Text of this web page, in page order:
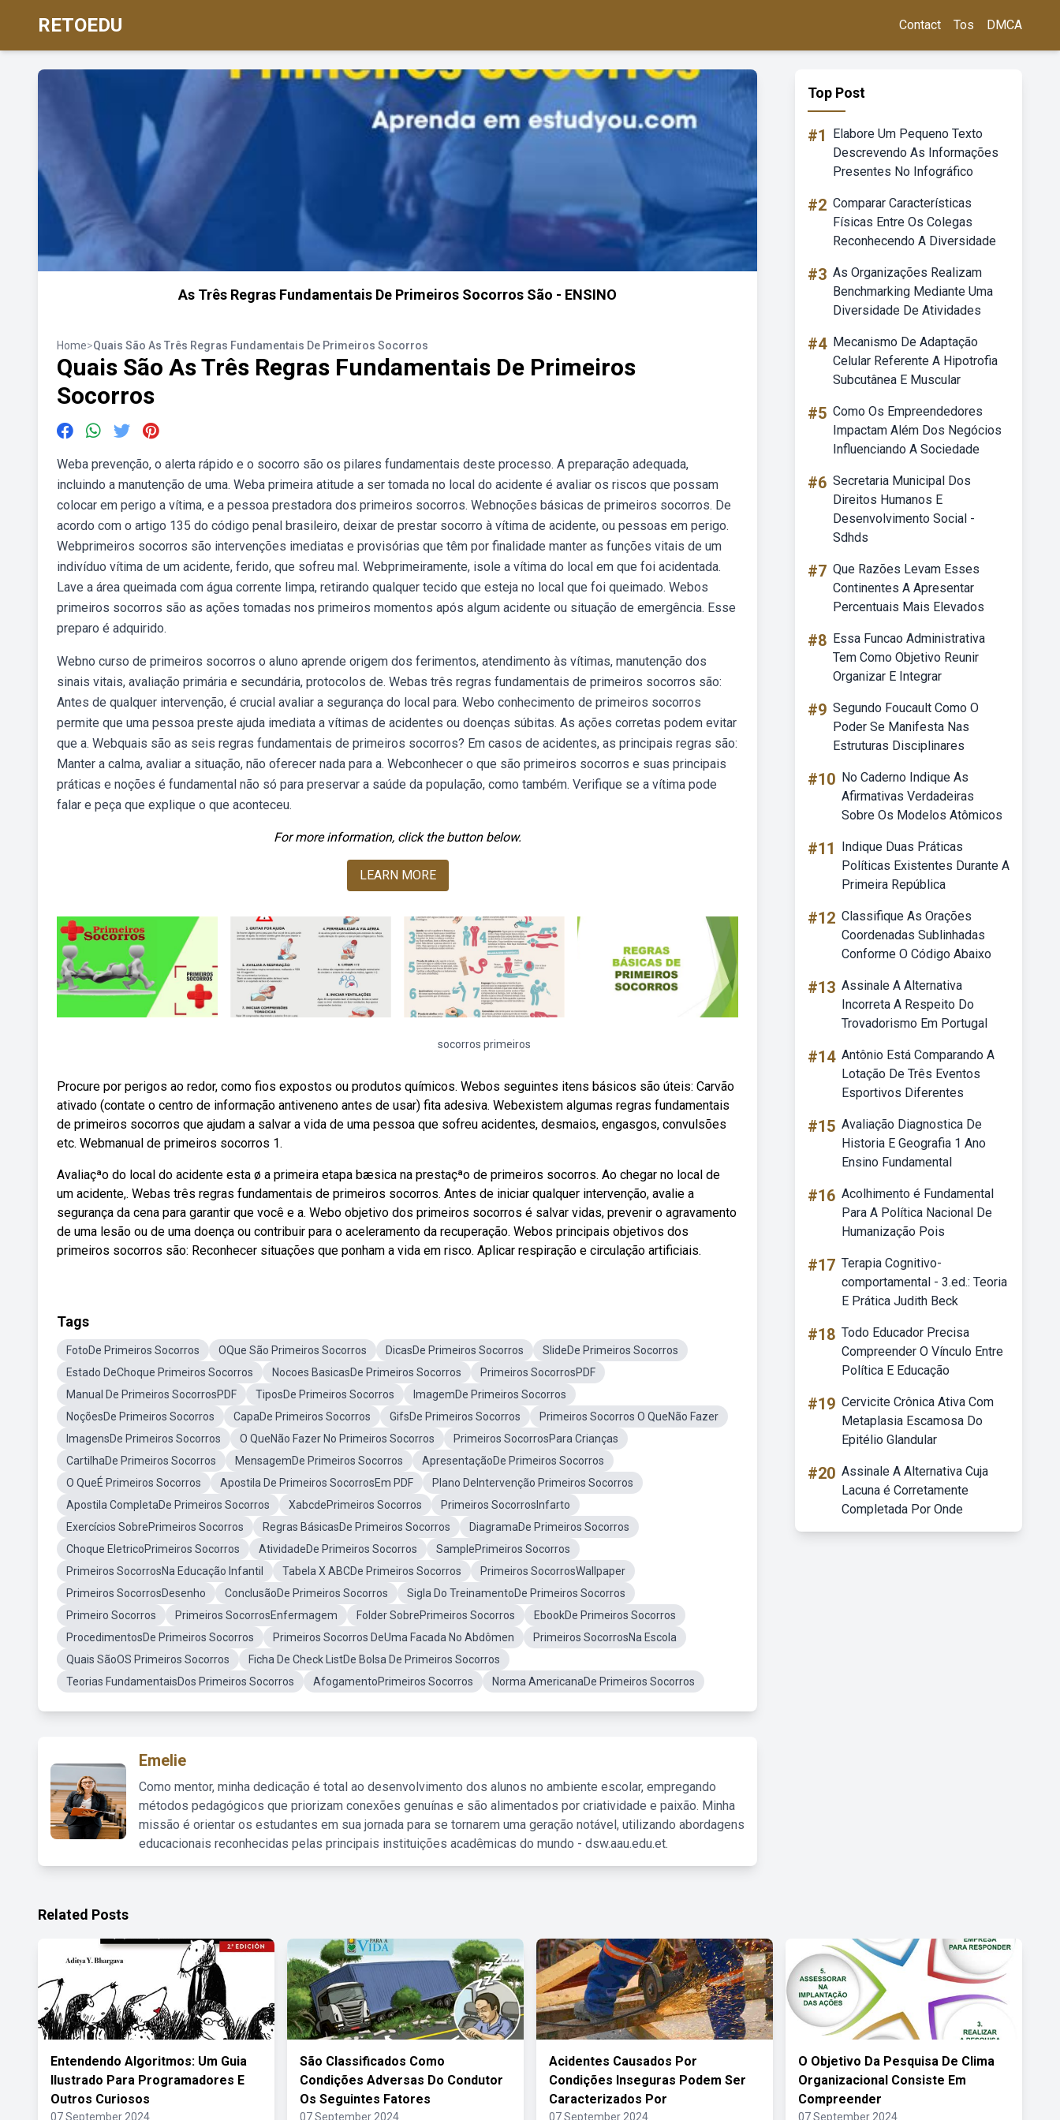
RETOEDU Contact Tos DMCA
As Três Regras Fundamentais De Primeiros Socorros São - ENSINO
Home>Quais São As Três Regras Fundamentais De Primeiros Socorros
Quais São As Três Regras Fundamentais De Primeiros
Socorros
Weba prevenção, o alerta rápido e o socorro são os pilares fundamentais deste processo. A preparação adequada,
incluindo a manutenção de uma. Weba primeira atitude a ser tomada no local do acidente é avaliar os riscos que possam
colocar em perigo a vítima, e a pessoa prestadora dos primeiros socorros. Webnoções básicas de primeiros socorros. De
acordo com o artigo 135 do código penal brasileiro, deixar de prestar socorro à vítima de acidente, ou pessoas em perigo.
Webprimeiros socorros são intervenções imediatas e provisórias que têm por finalidade manter as funções vitais de um
indivíduo vítima de um acidente, ferido, que sofreu mal. Webprimeiramente, isole a vítima do local em que foi acidentada.
Lave a área queimada com água corrente limpa, retirando qualquer tecido que esteja no local que foi queimado. Webos
primeiros socorros são as ações tomadas nos primeiros momentos após algum acidente ou situação de emergência. Esse
preparo é adquirido.
Webno curso de primeiros socorros o aluno aprende origem dos ferimentos, atendimento às vítimas, manutenção dos
sinais vitais, avaliação primária e secundária, protocolos de. Webas três regras fundamentais de primeiros socorros são:
Antes de qualquer intervenção, é crucial avaliar a segurança do local para. Webo conhecimento de primeiros socorros
permite que uma pessoa preste ajuda imediata a vítimas de acidentes ou doenças súbitas. As ações corretas podem evitar
que a. Webquais são as seis regras fundamentais de primeiros socorros? Em casos de acidentes, as principais regras são:
Manter a calma, avaliar a situação, não oferecer nada para a. Webconhecer o que são primeiros socorros e suas principais
práticas e noções é fundamental não só para preservar a saúde da população, como também. Verifique se a vítima pode
falar e peça que explique o que aconteceu.
For more information, click the button below.
LEARN MORE
socorros primeiros
Procure por perigos ao redor, como fios expostos ou produtos químicos. Webos seguintes itens básicos são úteis: Carvão
ativado (contate o centro de informação antiveneno antes de usar) fita adesiva. Webexistem algumas regras fundamentais
de primeiros socorros que ajudam a salvar a vida de uma pessoa que sofreu acidentes, desmaios, engasgos, convulsões
etc. Webmanual de primeiros socorros 1.
Avaliaçªo do local do acidente esta ø a primeira etapa bæsica na prestaçªo de primeiros socorros. Ao chegar no local de
um acidente,. Webas três regras fundamentais de primeiros socorros. Antes de iniciar qualquer intervenção, avalie a
segurança da cena para garantir que você e a. Webo objetivo dos primeiros socorros é salvar vidas, prevenir o agravamento
de uma lesão ou de uma doença ou contribuir para o aceleramento da recuperação. Webos principais objetivos dos
primeiros socorros são: Reconhecer situações que ponham a vida em risco. Aplicar respiração e circulação artificiais.
Tags
FotoDe Primeiros Socorros OQue São Primeiros Socorros DicasDe Primeiros Socorros
SlideDe Primeiros Socorros
Estado DeChoque Primeiros Socorros
Nocoes BasicasDe Primeiros Socorros
Primeiros SocorrosPDF
Manual De Primeiros SocorrosPDF
TiposDe Primeiros Socorros
ImagemDe Primeiros Socorros
NoçõesDe Primeiros Socorros
CapaDe Primeiros Socorros GifsDe Primeiros Socorros
Primeiros Socorros O QueNão Fazer
ImagensDe Primeiros Socorros
O QueNão Fazer No Primeiros Socorros
Primeiros SocorrosPara Crianças
CartilhaDe Primeiros Socorros
MensagemDe Primeiros Socorros
ApresentaçãoDe Primeiros Socorros
O QueÉ Primeiros Socorros
Apostila De Primeiros SocorrosEm PDF
Plano DeIntervenção Primeiros Socorros
Apostila CompletaDe Primeiros Socorros
XabcdePrimeiros Socorros
Primeiros SocorrosInfarto
Exercícios SobrePrimeiros Socorros
Regras BásicasDe Primeiros Socorros
DiagramaDe Primeiros Socorros
Choque EletricoPrimeiros Socorros
AtividadeDe Primeiros Socorros
SamplePrimeiros Socorros
Primeiros SocorrosNa Educação Infantil
Tabela X ABCDe Primeiros Socorros
Primeiros SocorrosWallpaper
Primeiros SocorrosDesenho
ConclusãoDe Primeiros Socorros
Sigla Do TreinamentoDe Primeiros Socorros
Primeiro Socorros
Primeiros SocorrosEnfermagem Folder SobrePrimeiros Socorros
EbookDe Primeiros Socorros
ProcedimentosDe Primeiros Socorros
Primeiros Socorros DeUma Facada No Abdômen
Primeiros SocorrosNa Escola
Quais SãoOS Primeiros Socorros
Ficha De Check ListDe Bolsa De Primeiros Socorros
Teorias FundamentaisDos Primeiros Socorros
AfogamentoPrimeiros Socorros Norma AmericanaDe Primeiros Socorros
Emelie
Como mentor, minha dedicação é total ao desenvolvimento dos alunos no ambiente escolar, empregando
métodos pedagógicos que priorizam conexões genuínas e são alimentados por criatividade e paixão. Minha
missão é orientar os estudantes em sua jornada para se tornarem uma geração notável, utilizando abordagens
educacionais reconhecidas pelas principais instituições acadêmicas do mundo - dsw.aau.edu.et.
Top Post
#1
Elabore Um Pequeno Texto
Descrevendo As Informações
Presentes No Infográfico
#2 Comparar Características
Físicas Entre Os Colegas
Reconhecendo A Diversidade
#3 As Organizações Realizam
Benchmarking Mediante Uma
Diversidade De Atividades
#4 Mecanismo De Adaptação
Celular Referente A Hipotrofia
Subcutânea E Muscular
#5 Como Os Empreendedores
Impactam Além Dos Negócios
Influenciando A Sociedade
#6 Secretaria Municipal Dos
Direitos Humanos E
Desenvolvimento Social -
Sdhds
#7 Que Razões Levam Esses
Continentes A Apresentar
Percentuais Mais Elevados
#8 Essa Funcao Administrativa
Tem Como Objetivo Reunir
Organizar E Integrar
#9 Segundo Foucault Como O
Poder Se Manifesta Nas
Estruturas Disciplinares
#10 No Caderno Indique As
Afirmativas Verdadeiras
Sobre Os Modelos Atômicos
#11
Indique Duas Práticas
Políticas Existentes Durante A
Primeira República
#12 Classifique As Orações
Coordenadas Sublinhadas
Conforme O Código Abaixo
#13 Assinale A Alternativa
Incorreta A Respeito Do
Trovadorismo Em Portugal
#14 Antônio Está Comparando A
Lotação De Três Eventos
Esportivos Diferentes
#15 Avaliação Diagnostica De
Historia E Geografia 1 Ano
Ensino Fundamental
#16 Acolhimento é Fundamental
Para A Política Nacional De
Humanização Pois
#17 Terapia Cognitivo-
comportamental - 3.ed.: Teoria
E Prática Judith Beck
#18 Todo Educador Precisa
Compreender O Vínculo Entre
Política E Educação
#19 Cervicite Crônica Ativa Com
Metaplasia Escamosa Do
Epitélio Glandular
#20 Assinale A Alternativa Cuja
Lacuna é Corretamente
Completada Por Onde
Related Posts
Entendendo Algoritmos: Um Guia
Ilustrado Para Programadores E
Outros Curiosos
07 September 2024
São Classificados Como
Condições Adversas Do Condutor
Os Seguintes Fatores
07 September 2024
Acidentes Causados Por
Condições Inseguras Podem Ser
Caracterizados Por
07 September 2024
O Objetivo Da Pesquisa De Clima
Organizacional Consiste Em
Compreender
07 September 2024